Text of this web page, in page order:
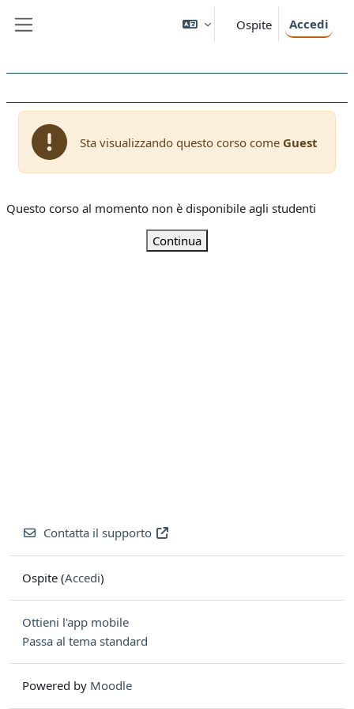
Ospite Accedi
Sta visualizzando questo corso come Guest
Questo corso al momento non è disponibile agli studenti
Continua
Contatta il supporto
Ospite (Accedi)
Ottieni l'app mobile
Passa al tema standard
Powered by Moodle